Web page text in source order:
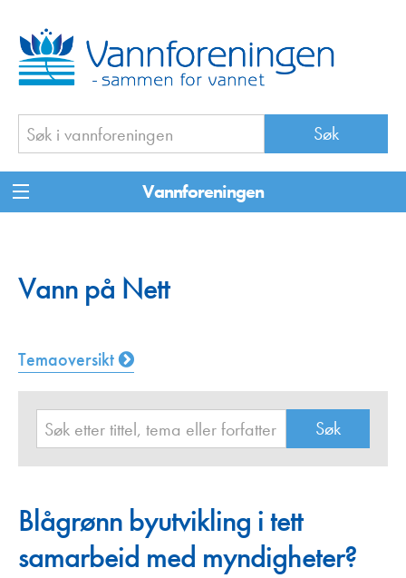
Vannforeningen
Vann på Nett
Temaoversikt
Blågrønn byutvikling i tett
samarbeid med myndigheter?